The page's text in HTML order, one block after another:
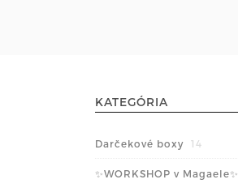
KATEGÓRIA
Darčekové boxy 14
✨WORKSHOP v Magaele✨